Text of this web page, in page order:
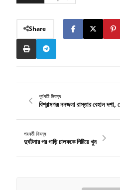
Share
পূর্ববর্তী নিবন্ধ
বিশ্রামগঞ্জ ননজলা রাস্তার বেহাল দশা,
পরবর্তী নিবন্ধ
দুর্ঘটনার পর গাড়ি চালককে পিটিয়ে খুন